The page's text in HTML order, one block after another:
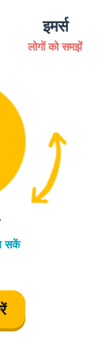
इमर्स
लोगों को समझें
सकें